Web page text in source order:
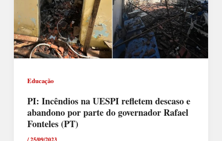
Educação
PI: Incêndios na UESPI refletem descaso e
abandono por parte do governador Rafael
Fonteles (PT)
/25/09/2023